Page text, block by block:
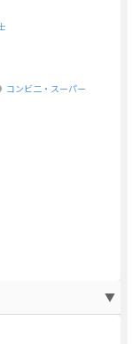
コンビ二・スーパー